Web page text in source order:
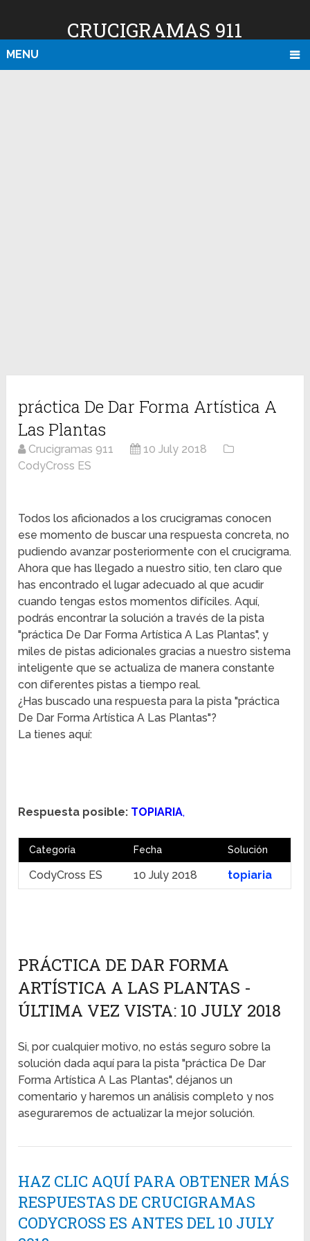
CRUCIGRAMAS 911
MENU
práctica De Dar Forma Artística A
Las Plantas
Crucigramas 911
10 July 2018
CodyCross ES
Todos los aficionados a los crucigramas conocen
ese momento de buscar una respuesta concreta, no
pudiendo avanzar posteriormente con el crucigrama.
Ahora que has llegado a nuestro sitio, ten claro que
has encontrado el lugar adecuado al que acudir
cuando tengas estos momentos difíciles. Aquí,
podrás encontrar la solución a través de la pista
"práctica De Dar Forma Artística A Las Plantas", y
miles de pistas adicionales gracias a nuestro sistema
inteligente que se actualiza de manera constante
con diferentes pistas a tiempo real.
¿Has buscado una respuesta para la pista "práctica
De Dar Forma Artística A Las Plantas"?
La tienes aquí:
Respuesta posible: TOPIARIA,
Categoría Fecha Solución
CodyCross ES 10 July 2018 topiaria
PRÁCTICA DE DAR FORMA
ARTÍSTICA A LAS PLANTAS -
ÚLTIMA VEZ VISTA: 10 JULY 2018
Si, por cualquier motivo, no estás seguro sobre la
solución dada aquí para la pista "práctica De Dar
Forma Artística A Las Plantas", déjanos un
comentario y haremos un análisis completo y nos
aseguraremos de actualizar la mejor solución.
HAZ CLIC AQUÍ PARA OBTENER MÁS
RESPUESTAS DE CRUCIGRAMAS
CODYCROSS ES ANTES DEL 10 JULY